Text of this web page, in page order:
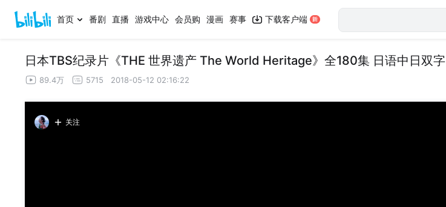
首页 番剧 直播 游戏中心 会员购 漫画 赛事 下载客户端
日本TBS纪录片《THE 世界遗产 The World Heritage》全180集 日语中日双字
89.4万 5715 2018-05-12 02:16:22
关注